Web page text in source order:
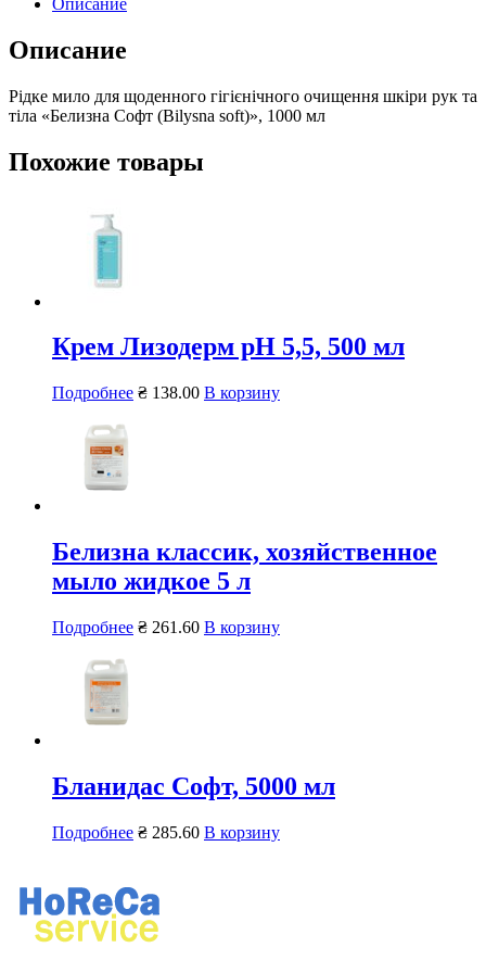
Описание
Описание
Рідке мило для щоденного гігієнічного очищення шкіри рук та
тіла «Белизна Софт (Bilysna soft)», 1000 мл
Похожие товары
Крем Лизодерм рН 5,5, 500 мл
Подробнее ₴ 138.00 В корзину
Белизна классик, хозяйственное
мыло жидкое 5 л
Подробнее ₴ 261.60 В корзину
Бланидас Софт, 5000 мл
Подробнее ₴ 285.60 В корзину